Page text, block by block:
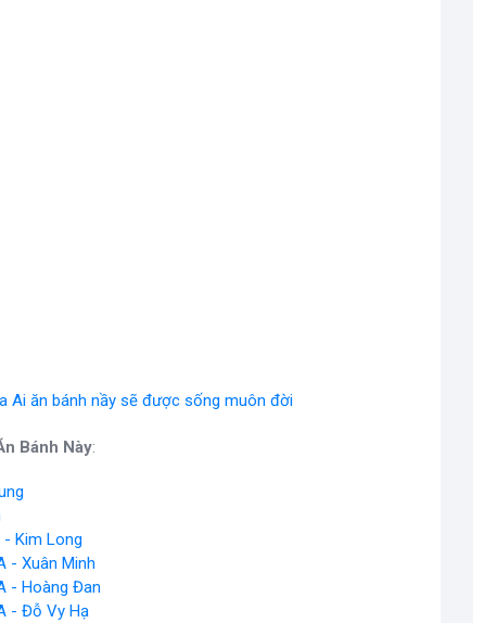
Ai ăn bánh nầy sẽ được sống muôn đời
Bánh Này:
- Kim Long
- Xuân Minh
- Hoàng Đan
- Đỗ Vy Hạ